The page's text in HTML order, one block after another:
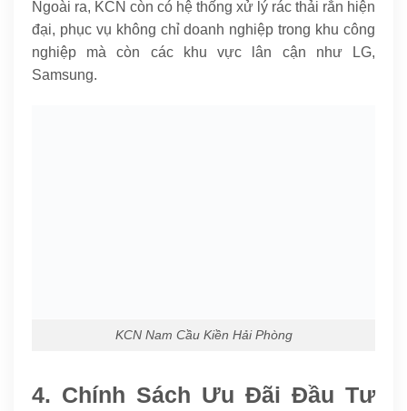
Ngoài ra, KCN còn có hệ thống xử lý rác thải rắn hiện
đại, phục vụ không chỉ doanh nghiệp trong khu công
nghiệp mà còn các khu vực lân cận như LG,
Samsung.
KCN Nam Cầu Kiền Hải Phòng
4. Chính Sách Ưu Đãi Đầu Tư